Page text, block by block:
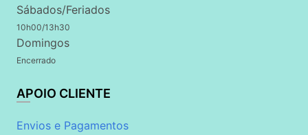
Sábados/Feriados
10h00/13h30
Domingos
Encerrado
APOIO CLIENTE
Envios e Pagamentos